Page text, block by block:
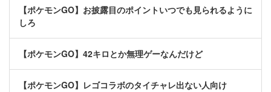
【ポケモンGO】お披露目のポイントいつでも見られるように
しろ
【ポケモンGO】42キロとか無理ゲーなんだけど
【ポケモンGO】レゴコラボのタイチャレ出ない人向け